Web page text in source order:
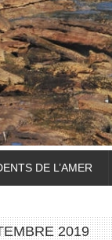
DE L’AMER
2019